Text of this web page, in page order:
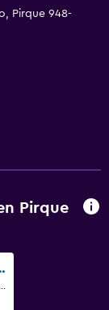
Pirque 948-
Pirque
- Pirque